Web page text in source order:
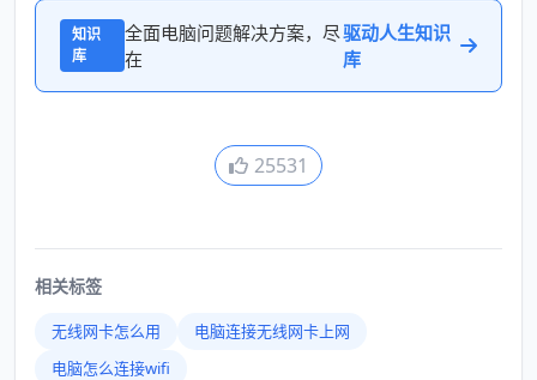
知识
库
全面电脑问题解决方案，尽
在
驱动人生知识
库
25531
相关标签
无线网卡怎么用
电脑连接无线网卡上网
电脑怎么连接wifi